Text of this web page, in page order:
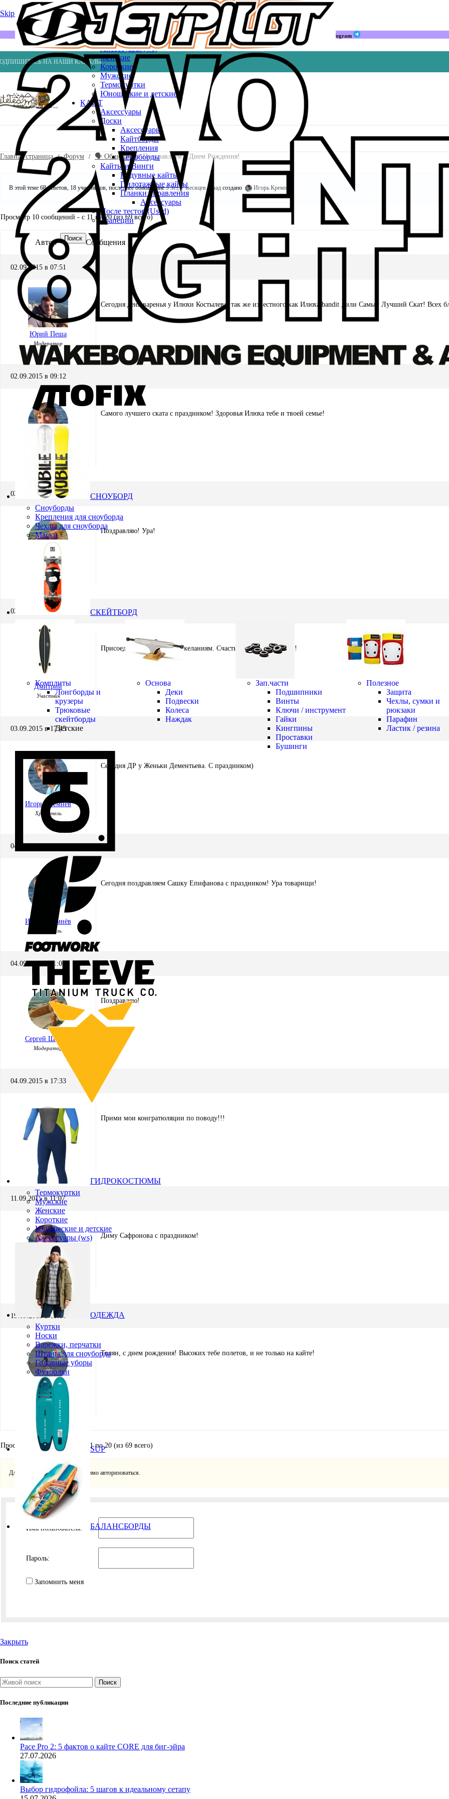
Skip to navigation Skip to main content
Мы в Telegram
НА НАШИ КАНАЛЫ
Весла
Насосы
ВЕЙК
Шлемы
ГИДРОКОСТЮМЫ
Аксессуары (ws)
Женские
Короткие
Мужские
Термокуртки
Юношеские и детские
КАЙТ
Аксессуары
Доски
Аксессуары
Кайтборды
Крепления
Серфборды
Кайты и Винги
Надувные кайты
Пилотажные кайты
Планки управления
Аксессуары
После тестов (Used)
Трапеции
Поиск
СНОУБОРД
Сноуборды
Крепления для сноуборда
Чехлы для сноуборда
Маски
СКЕЙТБОРД
Комплиты
Лонгборды и
крузеры
Трюковые
скейтборды
Детские
Основа
Деки
Подвески
Колеса
Наждак
Зап.части
Подшипники
Винты
Ключи / инструмент
Гайки
Кингпины
Проставки
Бушинги
Полезное
Защита
Чехлы, сумки и
рюкзаки
Парафин
Ластик / резина
ГИДРОКОСТЮМЫ
Термокуртки
Мужские
Женские
Короткие
Юношеские и детские
Аксессуары (ws)
ОДЕЖДА
Куртки
Носки
Варежки, перчатки
Штаны для сноуборда
Головные уборы
Футболки
SUP
БАЛАНСБОРДЫ
Главная страница Форум 🗣️ Общение Поздравляем с Днем Рождения!
В этой теме 68 ответов, 18 участников, последнее обновление9 лет, 7 месяцев назад создано Игорь Кремнёв
Просмотр 10 сообщений - с 11 по 20 (из 69 всего)
Автор Сообщения
02.09.2015 в 07:51
Юрий Пеша
Модератор
Сегодня день варенья у Илюхи Костылева, так же известного как Илюха bandit , или Самый Лучший Скат! Всех
02.09.2015 в 09:12
Игорь Кремнёв
Хранитель
Самого лучшего ската с праздником! Здоровья Илюха тебе и твоей семье!
02.09.2015 в 10:35
Сергей Шварев
Модератор
Поздравляю! Ура!
02.09.2015 в 13:58
Дмитрий
Участник
Присоединяюсь ко всем пожеланиям. Счастья, удачи и здоровья!
03.09.2015 в 17:45
Игорь Кремнёв
Хранитель
Сегодня ДР у Женьки Дементьева. С праздником)
04.09.2015 в 09:41
Игорь Кремнёв
Хранитель
Сегодня поздравляем Сашку Епифанова с праздником! Ура товарищи!
04.09.2015 в 11:05
Сергей Шварев
Модератор
Поздравляю!
04.09.2015 в 17:33
Дмитрий
Участник
Прими мои конгратюляции по поводу!!!
11.09.2015 в 11:07
Игорь Кремнёв
Хранитель
Диму Сафронова с праздником!
19.09.2015 в 13:00
Александр
Епифанов
Участник
Толян, с днем рождения! Высоких тебе полетов, и не только на кайте!
Просмотр 10 сообщений - с 11 по 20 (из 69 всего)
Для ответа в этой теме необходимо авторизоваться.
Имя пользователя:
Пароль:
Запомнить меня
Закрыть
Поиск статей
Поиск
Последние публикации
Pace Pro 2: 5 фактов о кайте CORE для биг-эйра
27.07.2026
Выбор гидрофойла: 5 шагов к идеальному сетапу